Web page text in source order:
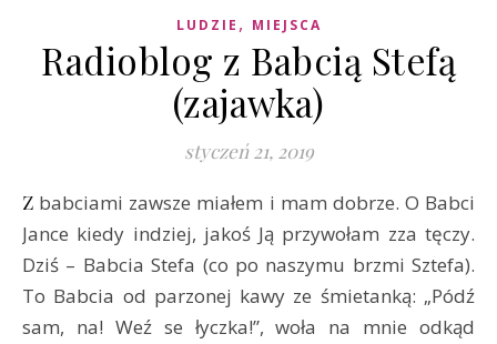
LUDZIE , MIEJSCA
Radioblog z Babcią Stefą
(zajawka)
styczeń 21, 2019
Z babciami zawsze miałem i mam dobrze. O Babci
Jance kiedy indziej, jakoś Ją przywołam zza tęczy.
Dziś – Babcia Stefa (co po naszymu brzmi Sztefa).
To Babcia od parzonej kawy ze śmietanką: „Pódź
sam, na! Weź se łyczka!”, woła na mnie odkąd